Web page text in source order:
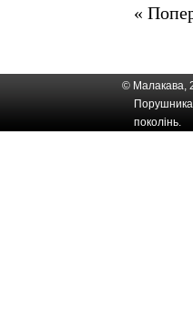
«
© Малакава,
Порушника
поколінь.